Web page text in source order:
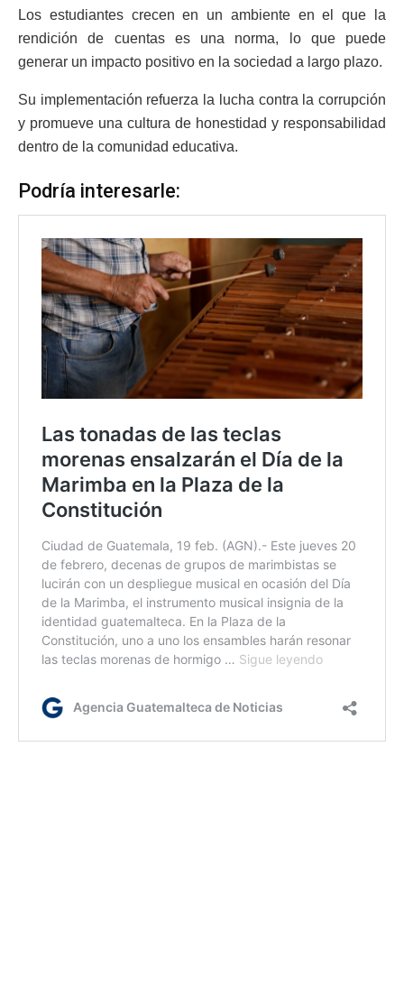
Los estudiantes crecen en un ambiente en el que la
rendición de cuentas es una norma, lo que puede
generar un impacto positivo en la sociedad a largo plazo.
Su implementación refuerza la lucha contra la corrupción
y promueve una cultura de honestidad y responsabilidad
dentro de la comunidad educativa.
Podría interesarle: